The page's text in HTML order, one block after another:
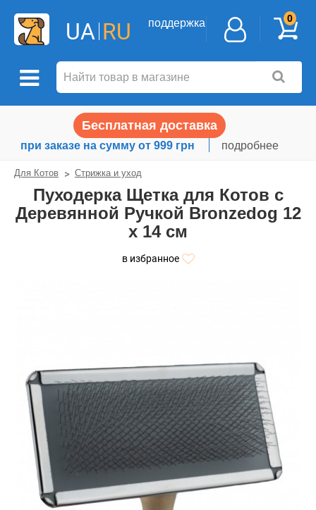
UA RU поддержка 0
Бесплатная доставка
при заказе на сумму от 999 грн подробнее
Для Котов Стрижка и уход
Пуходерка Щетка для Котов с
Деревянной Ручкой Bronzedog 12
х 14 см
в избранное